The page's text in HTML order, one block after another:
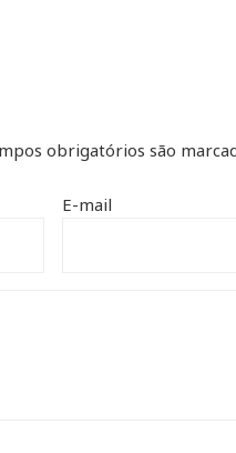
obrigatórios são
E-mail